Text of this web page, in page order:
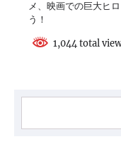
メ、映画での巨大ヒ
う！
1,044 total